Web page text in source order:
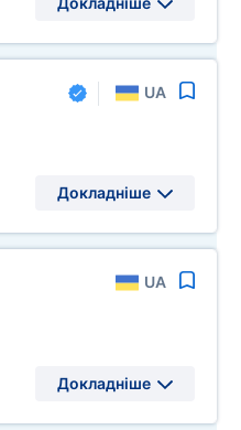
UA
Докладніше
UA
Докладніше